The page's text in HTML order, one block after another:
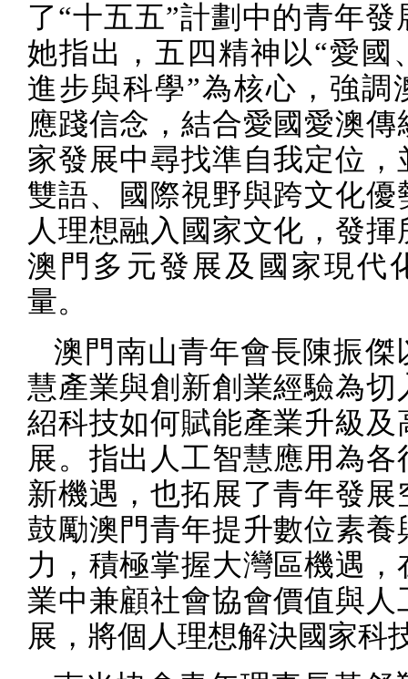
了“十五五”計劃中的青年發
她指出，五四精神以“愛國
進步與科學”為核心，強調
應踐信念，結合愛國愛澳傳
家發展中尋找準自我定位，
雙語、國際視野與跨文化優
人理想融入國家文化，發揮
澳門多元發展及國家現代
量。
澳門南山青年會長陳振傑
慧產業與創新創業經驗為切
紹科技如何賦能產業升級及
展。指出人工智慧應用為各
新機遇，也拓展了青年發展
鼓勵澳門青年提升數位素養
力，積極掌握大灣區機遇，
業中兼顧社會協會價值與人
展，將個人理想解決國家科